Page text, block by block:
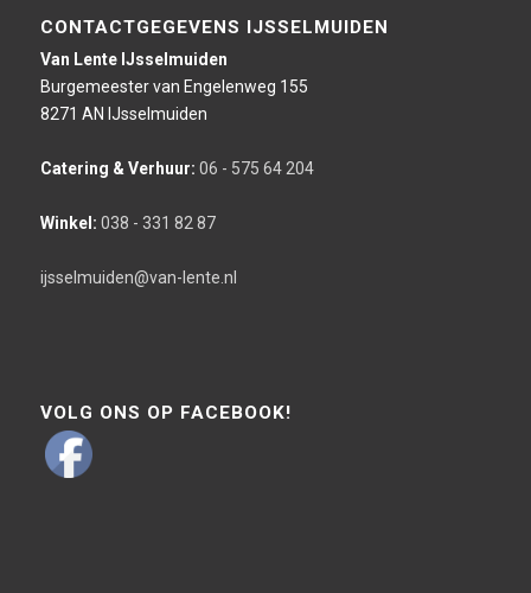
CONTACTGEGEVENS IJSSELMUIDEN
Van Lente IJsselmuiden
Burgemeester van Engelenweg 155
8271 AN IJsselmuiden
Catering & Verhuur: 06 - 575 64 204
Winkel: 038 - 331 82 87
ijsselmuiden@van-lente.nl
VOLG ONS OP FACEBOOK!